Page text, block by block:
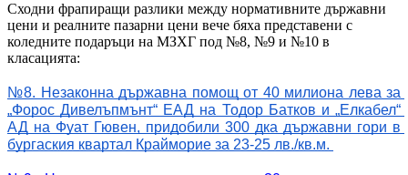
Сходни фрапиращи разлики между нормативните държавни
цени и реалните пазарни цени вече бяха представени с
коледните подаръци на МЗХГ под №8, №9 и №10 в
класацията:
№8. Незаконна държавна помощ от 40 милиона лева за
„Форос Дивелъпмънт“ ЕАД на Тодор Батков и „Елкабел“
АД на Фуат Гювен, придобили 300 дка държавни гори в
бургаския квартал Крайморие за 23-25 лв./кв.м.